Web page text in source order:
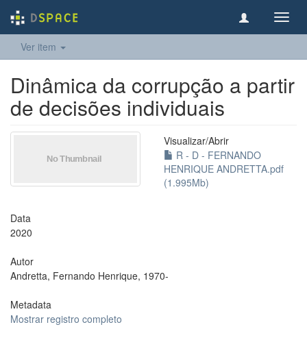
Ver item
Dinâmica da corrupção a partir
de decisões individuais
Visualizar/Abrir
R - D - FERNANDO
HENRIQUE ANDRETTA.pdf
(1.995Mb)
Data
2020
Autor
Andretta, Fernando Henrique, 1970-
Metadata
Mostrar registro completo